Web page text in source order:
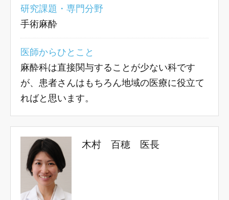
研究課題・専門分野
手術麻酔
医師からひとこと
麻酔科は直接関与することが少ない科です
が、患者さんはもちろん地域の医療に役立て
ればと思います。
木村 百穂 医長